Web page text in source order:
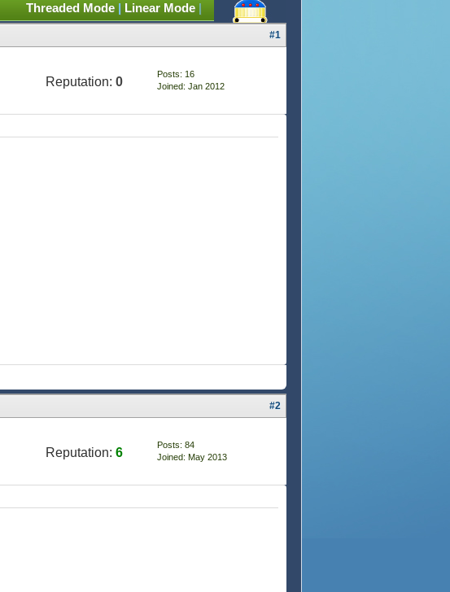
Threaded Mode | Linear Mode |
#1
Reputation: 0
Posts: 16
Joined: Jan 2012
#2
Reputation: 6
Posts: 84
Joined: May 2013